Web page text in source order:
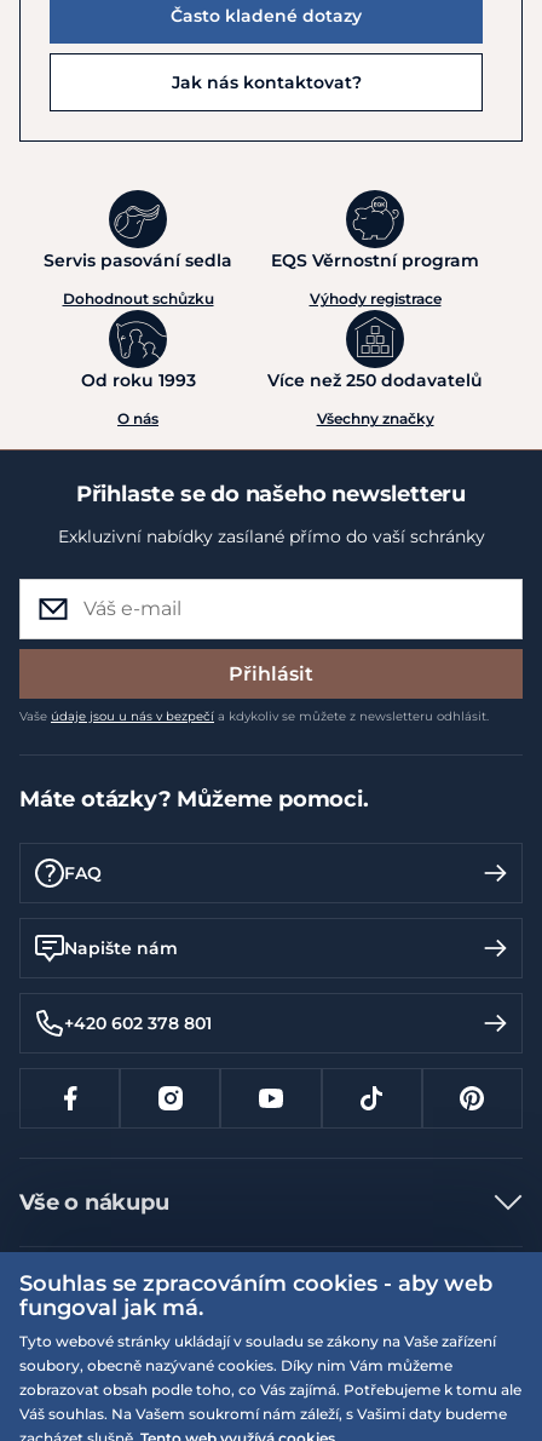
Často kladené dotazy
Jak nás kontaktovat?
Servis pasování sedla
Dohodnout schůzku
EQS Věrnostní program
Výhody registrace
Od roku 1993
O nás
Více než 250 dodavatelů
Všechny značky
Přihlaste se do našeho newsletteru
Exkluzivní nabídky zasílané přímo do vaší schránky
Přihlásit
Vaše údaje jsou u nás v bezpečí a kdykoliv se můžete z newsletteru odhlásit.
Máte otázky? Můžeme pomoci.
FAQ
Napište nám
+420 602 378 801
Vše o nákupu
Jak nakupovat
Nejčastější dotazy
Doprava a platba
Vrácení a výměna zboží
Reklamace
Více informací
Obchodní podmínky
Podmínky EQS věrnostního klubu
On-line katalogy
Naše prodejny
EQS Rudná
Souhlas se zpracováním cookies - aby web
fungoval jak má.
Tyto webové stránky ukládají v souladu se zákony na Vaše zařízení
soubory, obecně nazývané cookies. Díky nim Vám můžeme
zobrazovat obsah podle toho, co Vás zajímá. Potřebujeme k tomu ale
Váš souhlas. Na Vašem soukromí nám záleží, s Vašimi daty budeme